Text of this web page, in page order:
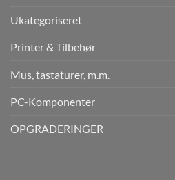
Ukategoriseret
Printer & Tilbehør
Mus, tastaturer, m.m.
PC-Komponenter
OPGRADERINGER